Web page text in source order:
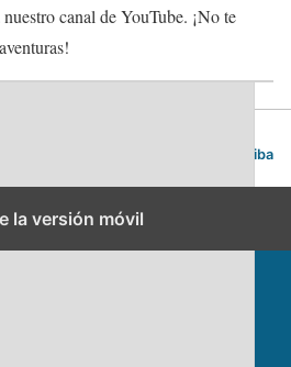
canal de YouTube. ¡No te
Volver arriba
la versión móvil